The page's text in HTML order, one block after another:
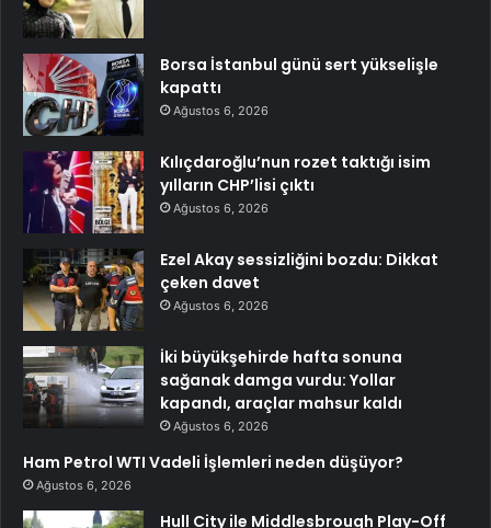
Borsa İstanbul günü sert yükselişle
kapattı
Ağustos 6, 2026
Kılıçdaroğlu’nun rozet taktığı isim
yılların CHP’lisi çıktı
Ağustos 6, 2026
Ezel Akay sessizliğini bozdu: Dikkat
çeken davet
Ağustos 6, 2026
İki büyükşehirde hafta sonuna
sağanak damga vurdu: Yollar
kapandı, araçlar mahsur kaldı
Ağustos 6, 2026
Ham Petrol WTI Vadeli İşlemleri neden düşüyor?
Ağustos 6, 2026
Hull City ile Middlesbrough Play-Off